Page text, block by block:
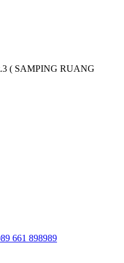
( SAMPING RUANG
661 898989